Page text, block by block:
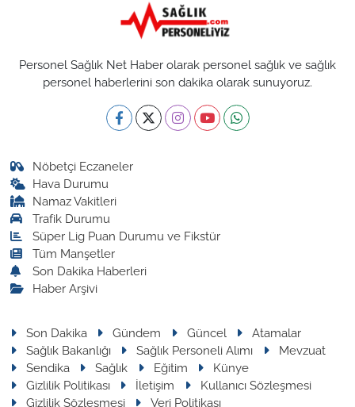
Personel Sağlık Net Haber olarak personel sağlık ve sağlık
personel haberlerini son dakika olarak sunuyoruz.
Nöbetçi Eczaneler
Hava Durumu
Namaz Vakitleri
Trafik Durumu
Süper Lig Puan Durumu ve Fikstür
Tüm Manşetler
Son Dakika Haberleri
Haber Arşivi
Son Dakika Gündem Güncel
Atamalar
Sağlık Bakanlığı
Sağlık Personeli Alımı
Mevzuat
Sendika
Sağlık Eğitim
Künye
Gizlilik Politikası
İletişim
Kullanıcı Sözleşmesi
Gizlilik Sözleşmesi
Veri Politikası